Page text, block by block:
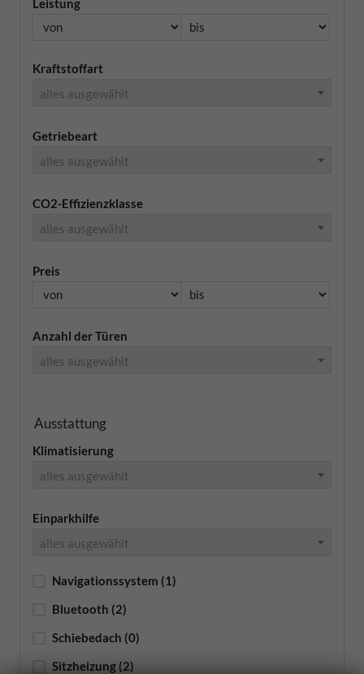
Kraftstoffart
alles ausgewählt
Getriebeart
alles ausgewählt
CO2-Effizienzklasse
alles ausgewählt
Preis
Anzahl der Türen
alles ausgewählt
Ausstattung
Klimatisierung
alles ausgewählt
Einparkhilfe
alles ausgewählt
Navigationssystem (1)
Bluetooth (2)
Schiebedach (0)
Sitzheizung (2)